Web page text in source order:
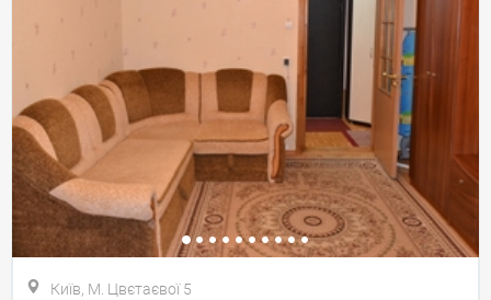
Київ, М. Цвєтаєвої 5